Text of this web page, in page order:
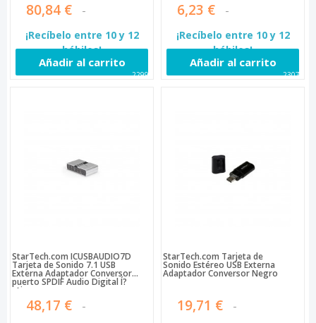
80,84 €
¡Recíbelo entre 10 y 12
hábiles!
Añadir al carrito
22999
6,23 €
¡Recíbelo entre 10 y 12
hábiles!
Añadir al carrito
23079
StarTech.com ICUSBAUDIO7D
Tarjeta de Sonido 7.1 USB
Externa Adaptador Conversor
puerto SPDIF Audio Digital Í?
ptico
48,17 €
StarTech.com Tarjeta de
Sonido Estéreo USB Externa
Adaptador Conversor Negro
19,71 €